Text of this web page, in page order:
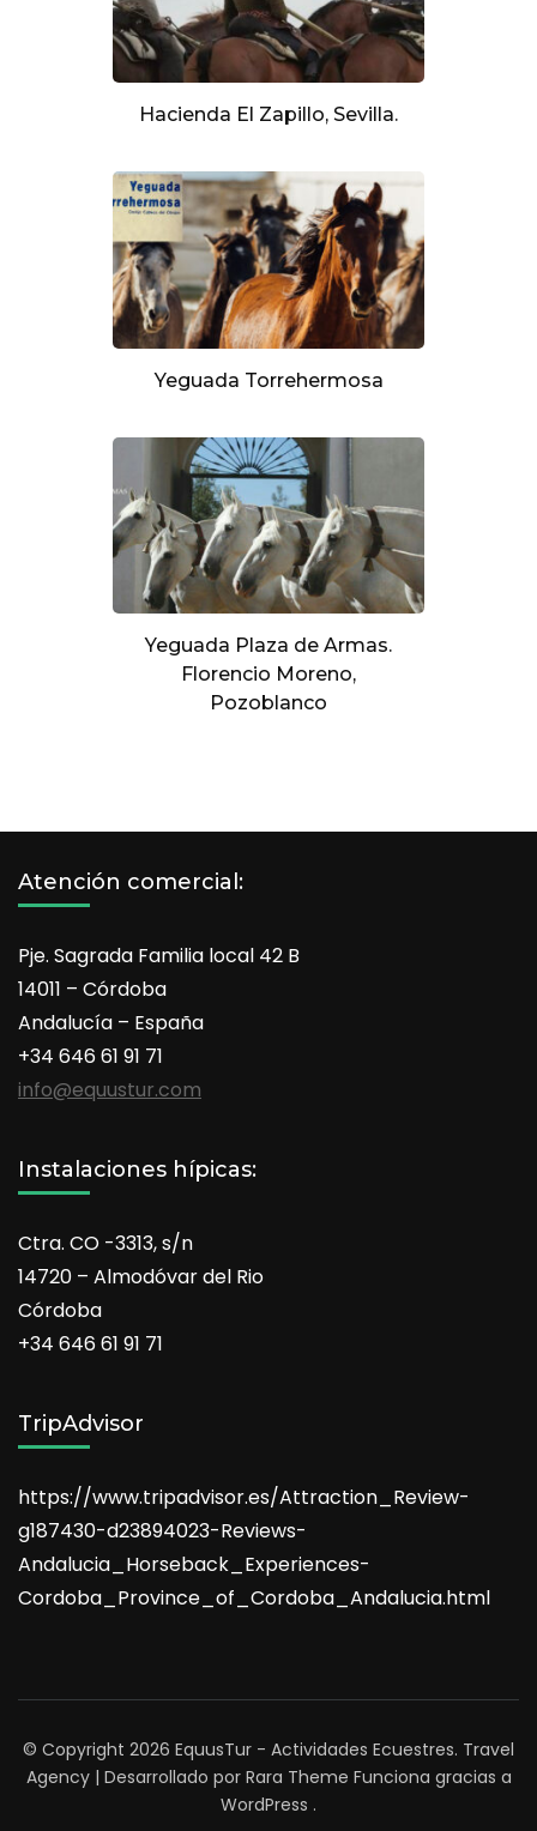
Hacienda El Zapillo, Sevilla.
Yeguada Torrehermosa
Yeguada Plaza de Armas.
Florencio Moreno,
Pozoblanco
Atención comercial:
Pje. Sagrada Familia local 42 B
14011 – Córdoba
Andalucía – España
+34 646 61 91 71
info@equustur.com
Instalaciones hípicas:
Ctra. CO -3313, s/n
14720 – Almodóvar del Rio
Córdoba
+34 646 61 91 71
TripAdvisor
https://www.tripadvisor.es/Attraction_Review-
g187430-d23894023-Reviews-
Andalucia_Horseback_Experiences-
Cordoba_Province_of_Cordoba_Andalucia.html
© Copyright 2026 EquusTur - Actividades Ecuestres. Travel
Agency | Desarrollado por Rara Theme Funciona gracias a
WordPress .